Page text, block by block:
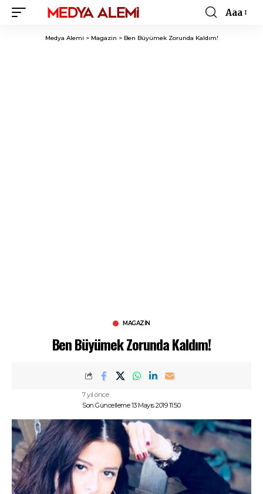
Font
Aaa
Medya Alemi > Magazin > Ben Büyümek Zorunda Kaldım!
MAGAZIN
Ben Büyümek Zorunda Kaldım!
Son Güncelleme 13 Mayıs 2019 11:50
7 yıl önce